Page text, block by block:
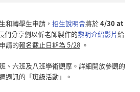
和轉學生申請， 招生說明會將於4/30 at
們分享劉以忻老師製作的黎明介紹影片給
請的報名截止日期為 5/28。
、六班及八班學術觀摩。詳細開放參觀的
週訊的「班級活動」。